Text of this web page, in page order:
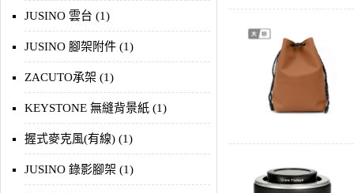
JUSINO 雲台 (1)
JUSINO 腳架附件 (1)
ZACUTO承架 (1)
KEYSTONE 無縫背景紙 (1)
握式麥克風(有線) (1)
JUSINO 錄影腳架 (1)